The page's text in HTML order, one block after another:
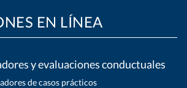
EN LÍNEA
y evaluaciones conductuales
de casos prácticos